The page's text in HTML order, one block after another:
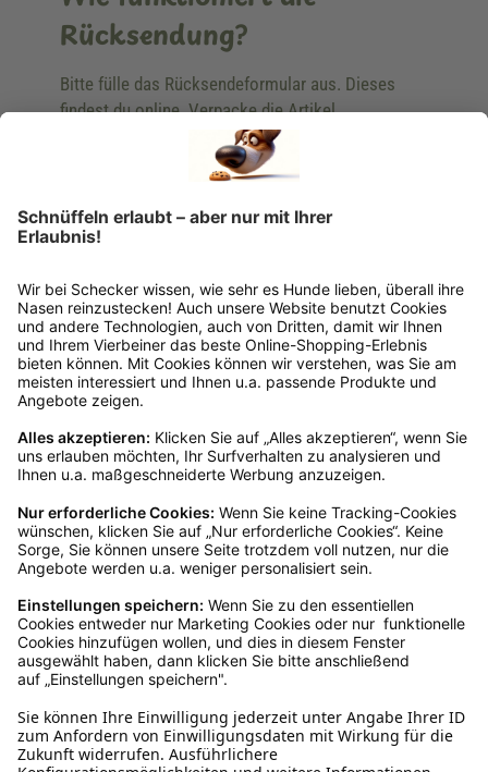
Rücksendung?
Bitte fülle das Rücksendeformular aus. Dieses
findest du online. Verpacke die Artikel
anschließend sicher und klebe das
Rücksendeetikett auf das Paket. Dieses kannst du
dir in deinem Kundenkonto anfordern. Hast du als
Gast bestellt, schreibe uns eine Email an
verkauf@schecker.de oder rufe zu unseren
Rücksendeetikett zukommen.
Kundenservice
Mo – Fr 9 – 17 Uhr, Sa 9 – 13 Uhr
Ruf uns an
04942-60 64 080
Schreibe uns
verkauf@schecker.de
WhatsApp Support
+49 1520 8997191